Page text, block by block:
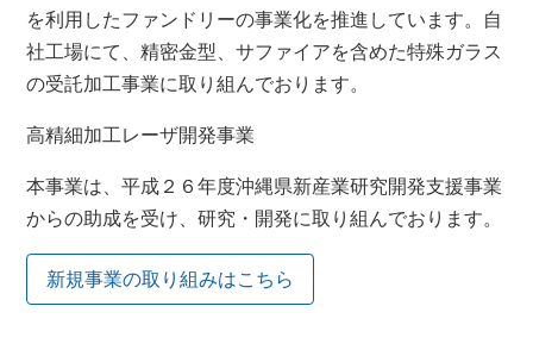
を利用したファンドリーの事業化を推進しています。自
社工場にて、精密金型、サファイアを含めた特殊ガラス
の受託加工事業に取り組んでおります。
高精細加工レーザ開発事業
本事業は、平成２６年度沖縄県新産業研究開発支援事業
からの助成を受け、研究・開発に取り組んでおります。
新規事業の取り組みはこちら